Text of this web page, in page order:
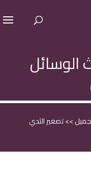
الوسائل
>>تصغير الثدي